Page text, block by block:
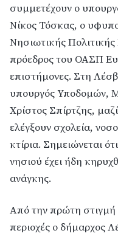
συμμετέχουν ο
Νίκος Τόσκας, ο
Νησιωτικής Πολιτικής
πρόεδρος του ΟΑΣΠ
επιστήμονες. Στη
υπουργός Υποδομών,
Χρίστος Σπίρτζης,
ελέγξουν σχολεία,
κτίρια. Σημειώνεται
νησιού έχει ήδη
ανάγκης.
Από την πρώτη στιγμή
περιοχές ο δήμαρχος